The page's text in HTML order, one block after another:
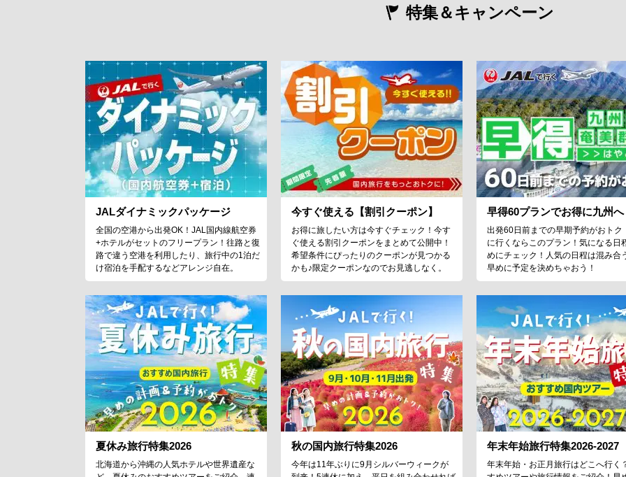
特集＆キャンペーン
JALダイナミックパッケージ
全国の空港から出発OK！JAL国内線航空券
+ホテルがセットのフリープラン！往路と復
路で違う空港を利用したり、旅行中の1泊だ
け宿泊を手配するなどアレンジ自在。
今すぐ使える【割引クーポン】
お得に旅したい方は今すぐチェック！今す
ぐ使える割引クーポンをまとめて公開中！
希望条件にぴったりのクーポンが見つかる
かも♪限定クーポンなのでお見逃しなく。
早得60プランでお得に九州へ
出発60日前までの早期予約がおトク
に行くならこのプラン！気になる日
めにチェック！人気の日程は混み合
早めに予定を決めちゃおう！
夏休み旅行特集2026
北海道から沖縄の人気ホテルや世界遺産な
秋の国内旅行特集2026
今年は11年ぶりに9月シルバーウィークが
年末年始旅行特集2026-2027
年末年始・お正月旅行はどこへ行く